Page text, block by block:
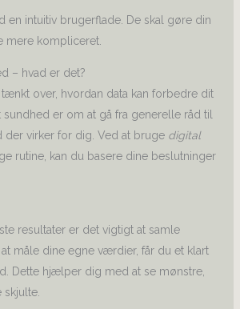
intuitiv brugerflade. De skal gøre din
mere kompliceret.
– hvad er det?
over, hvordan data kan forbedre dit
er om at gå fra generelle råd til
der virker for dig. Ved at bruge digital
rutine, kan du basere dine beslutninger
resultater er det vigtigt at samle
måle dine egne værdier, får du et klart
Dette hjælper dig med at se mønstre,